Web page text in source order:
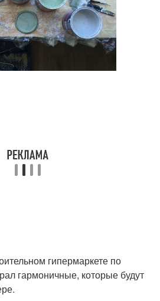
гипермаркете по
гармоничные, которые будут